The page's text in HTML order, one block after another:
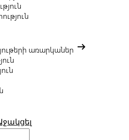
առարկաներ arrow_right_alt